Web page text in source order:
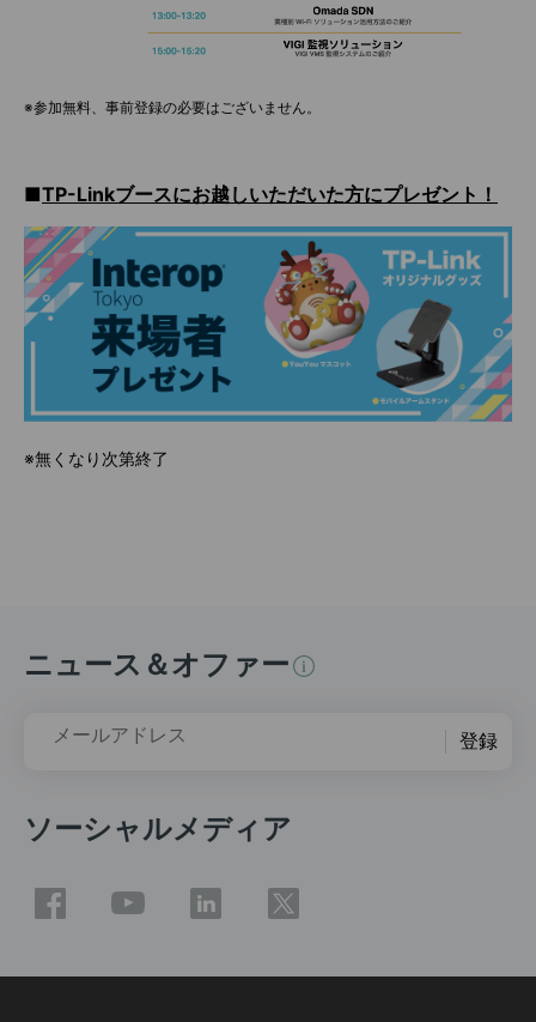
※参加無料、事前登録の必要はございません。
■TP-Linkブースにお越しいただいた方にプレゼント！
※無くなり次第終了
ニュース＆オファー
メールアドレス 登録
ソーシャルメディア